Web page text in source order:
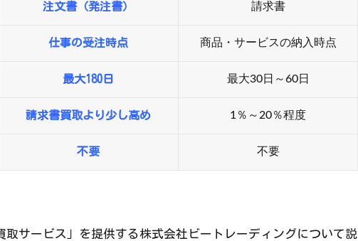
注文書（発注書） 請求書
仕事の受注時点 商品・サービスの納入時点
最大180日 最大30日～60日
請求書買取より少し高め 1％～20％程度
不要 不要
取サービス」を提供する株式会社ビートレーディングについて説